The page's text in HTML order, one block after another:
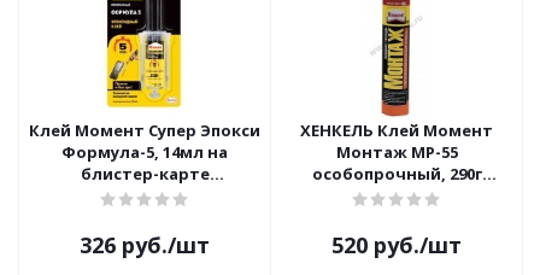
Клей Момент Супер Эпокси
Формула-5, 14мл на
блистер-карте
1405797/2751324
326 руб./шт
ХЕНКЕЛЬ Клей Момент
Монтаж МР-55
особопрочный, 290г
(картридж) бежевый шов
520 руб./шт